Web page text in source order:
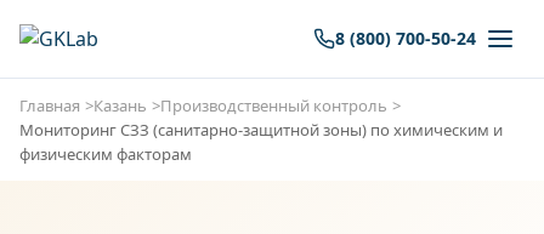
8 (800) 700-50-24
Главная Казань
Производственный контроль
Мониторинг СЗЗ (санитарно-защитной зоны) по химическим и
физическим факторам